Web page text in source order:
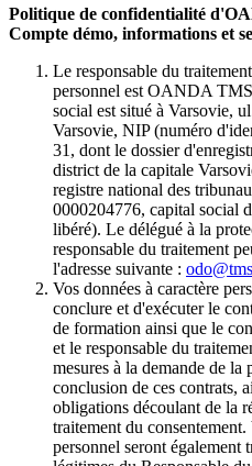
Politique de confidentialité
Compte démo, informations et
Le responsable du
personnel est OANDA
social est situé à Varsovie,
Varsovie, NIP (numéro
31, dont le dossier
district de la capitale
registre national des
0000204776, capital social
libéré). Le délégué à la
responsable du traitement
l'adresse suivante :
Vos données à caractère
conclure et d'exécuter le
de formation ainsi que le
et le responsable du
mesures à la demande de la
conclusion de ces contrats,
obligations découlant de la
traitement du consentement.
personnel seront également